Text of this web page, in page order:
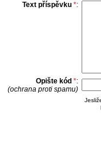
Text příspěvku *:
Opište kód *:
(ochrana proti spamu)